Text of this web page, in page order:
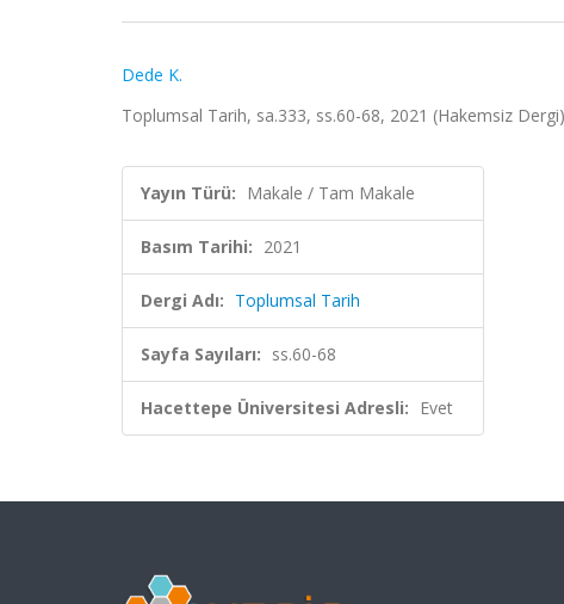
Dede K.
Toplumsal Tarih, sa.333, ss.60-68, 2021 (Hakemsiz Dergi)
Yayın Türü: Makale / Tam Makale
Basım Tarihi: 2021
Dergi Adı: Toplumsal Tarih
Sayfa Sayıları: ss.60-68
Hacettepe Üniversitesi Adresli: Evet